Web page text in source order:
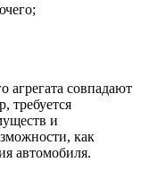
агрегата совпадают
требуется
и
как
автомобиля.